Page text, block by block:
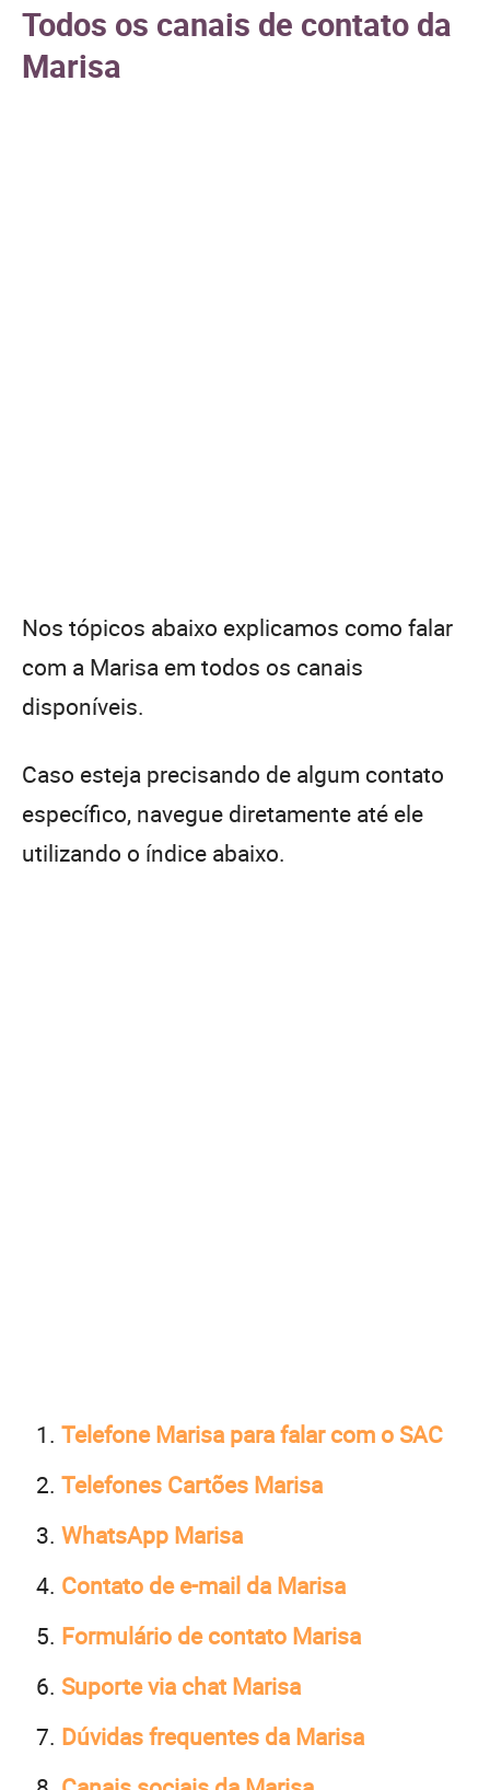
Todos os canais de contato da
Marisa
Nos tópicos abaixo explicamos como falar
com a Marisa em todos os canais
disponíveis.
Caso esteja precisando de algum contato
específico, navegue diretamente até ele
utilizando o índice abaixo.
Telefone Marisa para falar com o SAC
Telefones Cartões Marisa
WhatsApp Marisa
Contato de e-mail da Marisa
Formulário de contato Marisa
Suporte via chat Marisa
Dúvidas frequentes da Marisa